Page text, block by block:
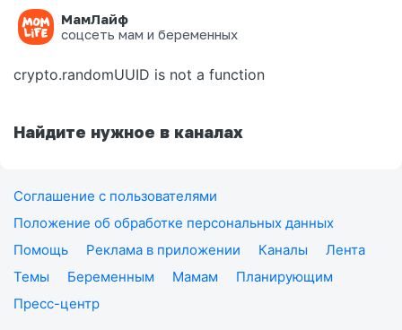
МамЛайф
соцсеть мам и беременных
Ошибка на странице
crypto.randomUUID is not a function
Найдите нужное в каналах
Соглашение с пользователями
Положение об обработке персональных данных
Помощь
Реклама в приложении Каналы
Лента
Темы
Беременным Мамам
Планирующим
Пресс-центр